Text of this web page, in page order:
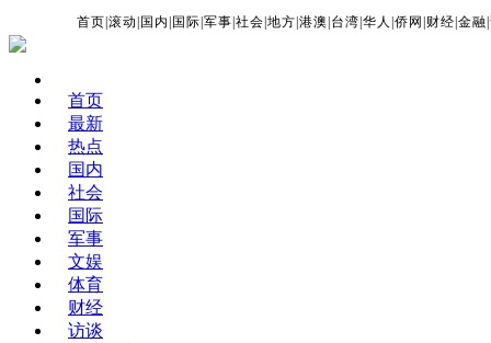
首页 |滚动 国内 国际 |军事 |社会 |地方 |港澳 台湾 |华人 |侨网 财经 |金融 |
首页
最新
热点
国内
社会
国际
军事
文娱
体育
财经
访谈